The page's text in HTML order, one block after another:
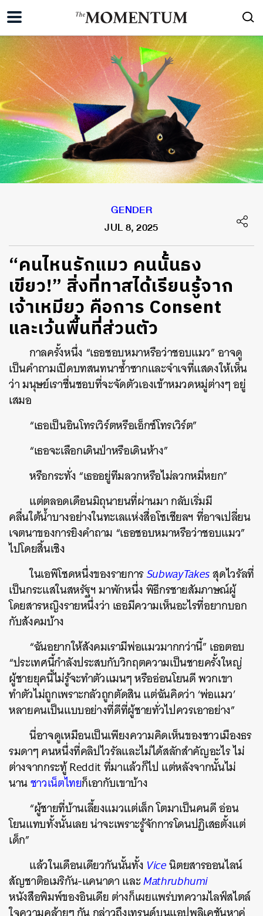
GENDER
JUL 8, 2025
“คนไหนรักแมว คนนั้นธง
เขียว!” สิ่งที่ทาสได้เรียนรู้จาก
เจ้าเหมียว คือการ Consent
และเว้นพื้นที่ส่วนตัว
กาลครั้งหนึ่ง “เธอชอบหมาหรือว่าชอบแมว” อาจดู
เป็นคำถามเปิดบทสนทนาซ้ำซากและจำเจที่แสดงให้เห็น
ว่า มนุษย์เราชื่นชอบที่จะจัดตัวเองเข้าหมวดหมู่ต่างๆ อยู่
เสมอ
“เธอเป็นอินโทรเวิร์ตหรือเอ็กซ์โทรเวิร์ต”
“เธอจะเลือกเดินป่าหรือเดินห้าง”
หรือกระทั่ง “เธออยู่ทีมลวกหรือไม่ลวกหมี่หยก”
แต่ตลอดเดือนมิถุนายนที่ผ่านมา กลับเริ่มมี
คลื่นใต้น้ำบางอย่างในทะเลแห่งสื่อโซเชียลฯ ที่อาจเปลี่ยน
เจตนาของการยิงคำถาม “เธอชอบหมาหรือว่าชอบแมว”
ไปโดยสิ้นเชิง
ในเอพิโซดหนึ่งของรายการSubwayTakesสุดไวรัลที่
เป็นกระแสในสหรัฐฯ มาพักหนึ่ง พิธีกรชายสัมภาษณ์ผู้
โดยสารหญิงรายหนึ่งว่า เธอมีความเห็นอะไรที่อยากบอก
กับสังคมบ้าง
“ฉันอยากให้สังคมเรามีพ่อแมวมากกว่านี้” เธอตอบ
“ประเทศนี้กำลังประสบกับวิกฤตความเป็นชายครั้งใหญ่
ผู้ชายยุคนี้ไม่รู้จะทำตัวแมนๆ หรืออ่อนโยนดี พวกเขา
ทำตัวไม่ถูกเพราะกลัวถูกตัดสิน แต่ฉันคิดว่า ‘พ่อแมว’
หลายคนเป็นแบบอย่างที่ดีที่ผู้ชายทั่วไปควรเอาอย่าง”
นี่อาจดูเหมือนเป็นเพียงความคิดเห็นของชาวเมืองธร
รมดาๆ คนหนึ่งที่คลิปไวรัลและไม่ได้สลักสำคัญอะไร ไม่
ต่างจากกระทู้ Reddit ที่มาแล้วก็ไป แต่หลังจากนั้นไม่
นานชาวเน็ตไทยก็เอากับเขาบ้าง
“ผู้ชายที่บ้านเลี้ยงแมวแต่เล็ก โตมาเป็นคนดี อ่อน
โยนแทบทั้งนั้นเลย น่าจะเพราะรู้จักการโดนปฏิเสธตั้งแต่
เด็ก”
แล้วในเดือนเดียวกันนั้นทั้ง Viceนิตยสารออนไลน์
สัญชาติอเมริกัน-แคนาดา และMathrubhumi
หนังสือพิมพ์ของอินเดีย ต่างก็เผยแพร่บทความไลฟ์สไตล์